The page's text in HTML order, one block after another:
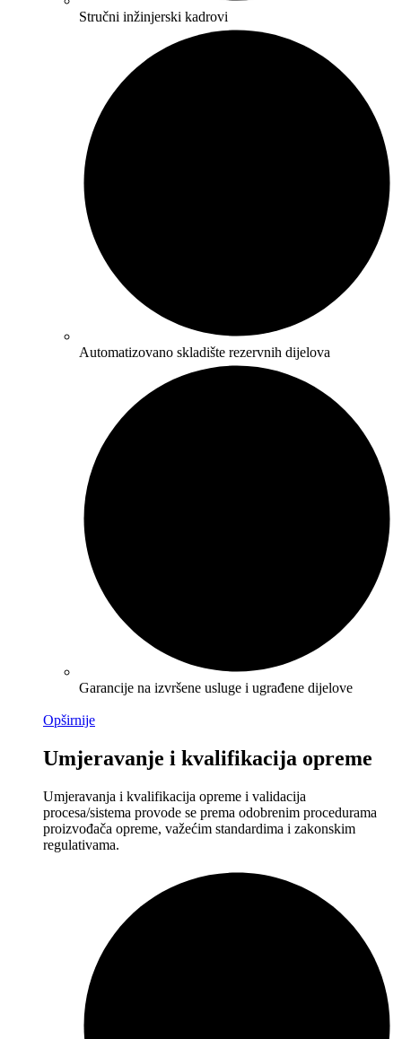
Stručni inžinjerski kadrovi
Automatizovano skladište rezervnih dijelova
Garancije na izvršene usluge i ugrađene dijelove
Opširnije
Umjeravanje i kvalifikacija opreme
Umjeravanja i kvalifikacija opreme i validacija
procesa/sistema provode se prema odobrenim procedurama
proizvođača opreme, važećim standardima i zakonskim
regulativama.